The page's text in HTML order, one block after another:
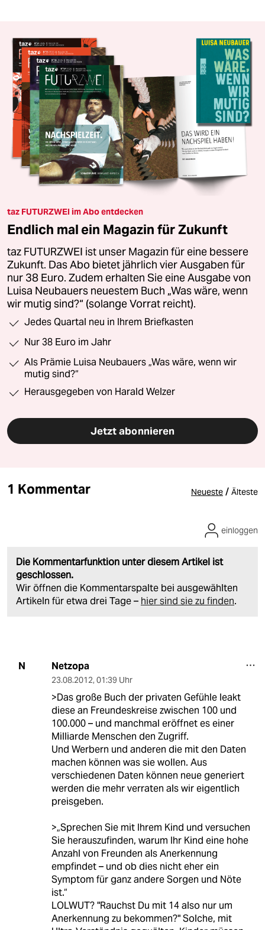
taz FUTURZWEI im Abo entdecken
Endlich mal ein Magazin für Zukunft
taz FUTURZWEI ist unser Magazin für eine bessere
Zukunft. Das Abo bietet jährlich vier Ausgaben für
nur 38 Euro. Zudem erhalten Sie eine Ausgabe von
Luisa Neubauers neuestem Buch „Was wäre, wenn
wir mutig sind?“ (solange Vorrat reicht).
Jedes Quartal neu in Ihrem Briefkasten
Nur 38 Euro im Jahr
Als Prämie Luisa Neubauers „Was wäre, wenn wir
mutig sind?“
Herausgegeben von Harald Welzer
Jetzt abonnieren
1 Kommentar Neueste / Älteste
Die Kommentarfunktion unter diesem Artikel ist
geschlossen.
Wir öffnen die Kommentarspalte bei ausgewählten
Artikeln für etwa drei Tage – hier sind sie zu finden.
einloggen
N Netzopa
23.08.2012, 01:39 Uhr
>Das große Buch der privaten Gefühle leakt
diese an Freundeskreise zwischen 100 und
100.000 – und manchmal eröffnet es einer
Milliarde Menschen den Zugriff.
Und Werbern und anderen die mit den Daten
machen können was sie wollen. Aus
verschiedenen Daten können neue generiert
werden die mehr verraten als wir eigentlich
preisgeben.
>„Sprechen Sie mit Ihrem Kind und versuchen
Sie herauszufinden, warum Ihr Kind eine hohe
Anzahl von Freunden als Anerkennung
empfindet – und ob dies nicht eher ein
Symptom für ganz andere Sorgen und Nöte
ist.“
LOLWUT? "Rauchst Du mit 14 also nur um
Anerkennung zu bekommen?" Solche, mit